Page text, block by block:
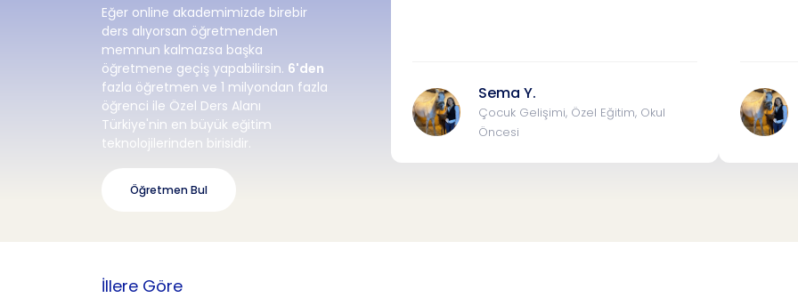
Eğer online akademimizde birebir
ders alıyorsan öğretmenden
memnun kalmazsa başka
öğretmene geçiş yapabilirsin. 6'den
fazla öğretmen ve 1 milyondan fazla
öğrenci ile Özel Ders Alanı
Türkiye'nin en büyük eğitim
teknolojilerinden birisidir.
Öğretmen Bul
Sema Y.
Çocuk Gelişimi, Özel Eğitim, Okul
Öncesi
İllere Göre